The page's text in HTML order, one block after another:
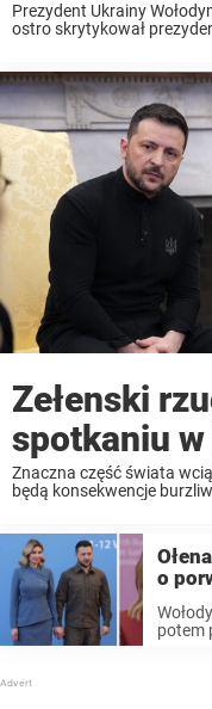
Prezydent Ukrainy
ostro skrytykował
Prezydent Ukrainy
w tej ...
Zełenski
spotkaniu w
Znaczna część świata
będą konsekwencje
o
potem